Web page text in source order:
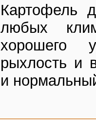
Картофель
любых
хорошего
рыхлость и
и